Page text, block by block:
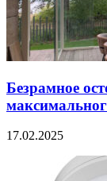
Безрамное
17.02.2025